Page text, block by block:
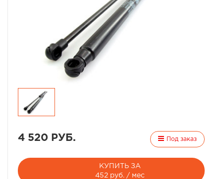
4 520 РУБ. Под заказ
КУПИТЬ ЗА
452 руб. / мес